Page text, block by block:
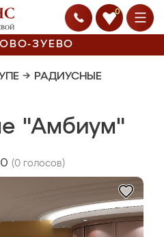
0
ЗУЕВО
→ РАДИУСНЫЕ
"Амбиум"
(0 голосов)